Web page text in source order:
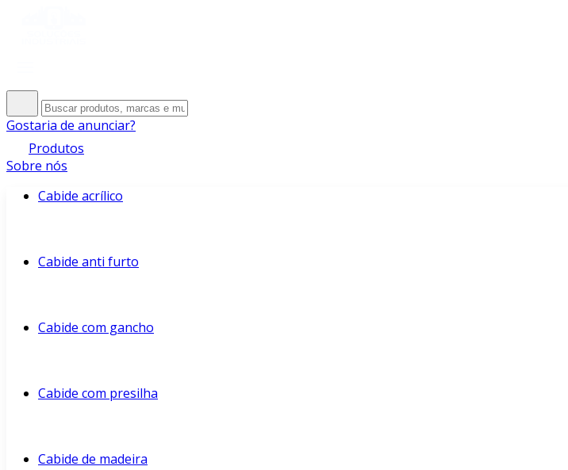
Gostaria de anunciar?
Produtos
Sobre nós
Cabide acrílico
Cabide anti furto
Cabide com gancho
Cabide com presilha
Cabide de madeira